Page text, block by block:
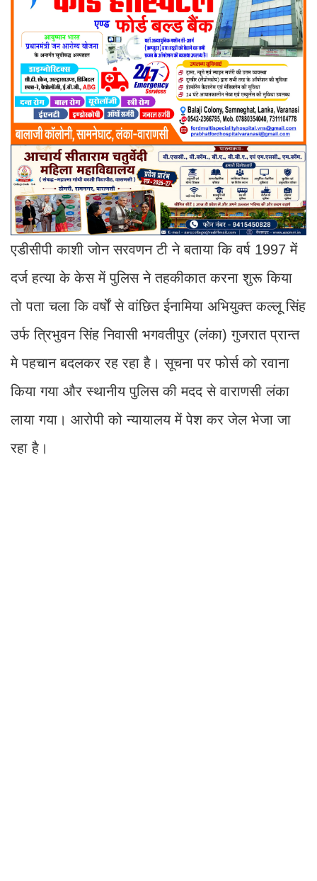
एडीसीपी काशी जोन सरवणन टी ने बताया कि वर्ष 1997 में
दर्ज हत्या के केस में पुलिस ने तहकीकात करना शुरू किया
तो पता चला कि वर्षों से वांछित ईनामिया अभियुक्त कल्लू सिंह
उर्फ त्रिभुवन सिंह निवासी भगवतीपुर (लंका) गुजरात प्रान्त
मे पहचान बदलकर रह रहा है। सूचना पर फोर्स को रवाना
किया गया और स्थानीय पुलिस की मदद से वाराणसी लंका
लाया गया। आरोपी को न्यायालय में पेश कर जेल भेजा जा
रहा है।